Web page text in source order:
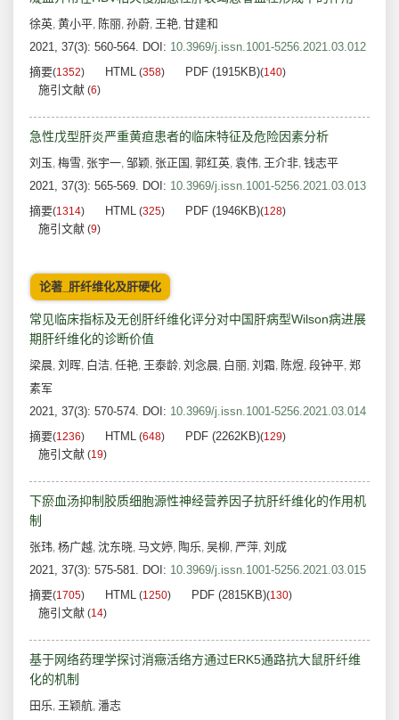
徐英, 黄小平, 陈丽, 孙蔚, 王艳, 甘建和
2021, 37(3): 560-564. DOI: 10.3969/j.issn.1001-5256.2021.03.012
摘要(1352) HTML (358) PDF (1915KB)(140)
施引文献 (6)
急性戊型肝炎严重黄疸患者的临床特征及危险因素分析
刘玉, 梅雪, 张宇一, 邹颖, 张正国 , 郭红英, 袁伟, 王介非, 钱志平
2021, 37(3): 565-569. DOI: 10.3969/j.issn.1001-5256.2021.03.013
摘要(1314) HTML (325) PDF (1946KB)(128)
施引文献 (9)
论著_肝纤维化及肝硬化
常见临床指标及无创肝纤维化评分对中国肝病型Wilson病进展
期肝纤维化的诊断价值
梁晨, 刘晖, 白洁, 任艳, 王泰龄, 刘念晨, 白丽, 刘霜, 陈煜, 段钟平, 郑
素军
2021, 37(3): 570-574. DOI: 10.3969/j.issn.1001-5256.2021.03.014
摘要(1236) HTML (648) PDF (2262KB)(129)
施引文献 (19)
下瘀血汤抑制胶质细胞源性神经营养因子抗肝纤维化的作用机
制
张玮, 杨广越, 沈东晓, 马文婷, 陶乐, 吴柳, 严萍, 刘成
2021, 37(3): 575-581. DOI: 10.3969/j.issn.1001-5256.2021.03.015
摘要(1705) HTML (1250) PDF (2815KB)(130)
施引文献 (14)
基于网络药理学探讨消癥活络方通过ERK5通路抗大鼠肝纤维
化的机制
田乐, 王颖航, 潘志